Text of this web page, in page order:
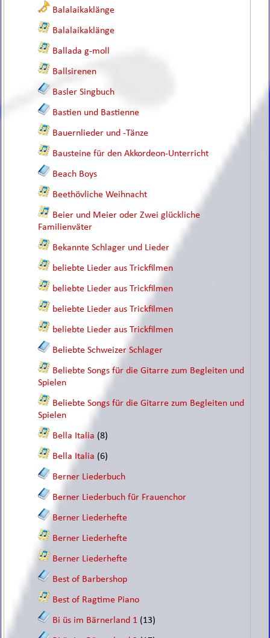
Balalaikaklänge
Balalaikaklänge
Ballada g-moll
Ballsirenen
Basler Singbuch
Bastien und Bastienne
Bauernlieder und -Tänze
Bausteine für den Akkordeon-Unterricht
Beach Boys
Beethövliche Weihnacht
Beier und Meier oder Zwei glückliche
Familienväter
Bekannte Schlager und Lieder
beliebte Lieder aus Trickfilmen
beliebte Lieder aus Trickfilmen
beliebte Lieder aus Trickfilmen
beliebte Lieder aus Trickfilmen
Beliebte Schweizer Schlager
Beliebte Songs für die Gitarre zum Begleiten und
Spielen
Beliebte Songs für die Gitarre zum Begleiten und
Spielen
Bella Italia (8)
Bella Italia (6)
Berner Liederbuch
Berner Liederbuch für Frauenchor
Berner Liederhefte
Berner Liederhefte
Berner Liederhefte
Best of Barbershop
Best of Ragtime Piano
Bi üs im Bärnerland 1 (13)